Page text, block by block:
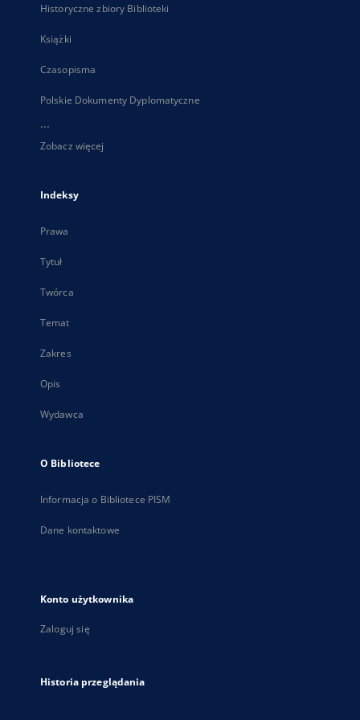
Historyczne zbiory Biblioteki
Książki
Czasopisma
Polskie Dokumenty Dyplomatyczne
...
Zobacz więcej
Indeksy
Prawa
Tytuł
Twórca
Temat
Zakres
Opis
Wydawca
O Bibliotece
Informacja o Bibliotece PISM
Dane kontaktowe
Konto użytkownika
Zaloguj się
Historia przeglądania